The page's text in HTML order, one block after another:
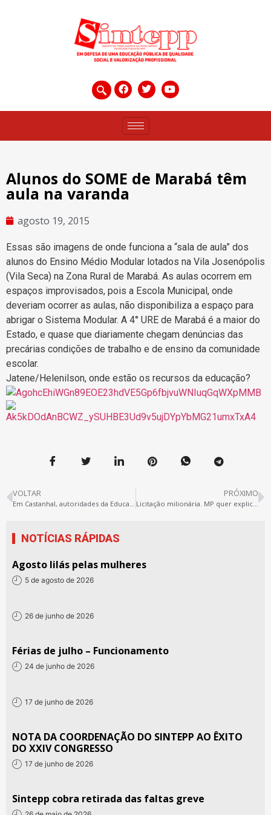
Alunos do SOME de Marabá têm
aula na varanda
agosto 19, 2015
Essas são imagens de onde funciona a “sala de aula” dos
alunos do Ensino Médio Modular lotados na Vila Josenópolis
(Vila Seca) na Zona Rural de Marabá. As aulas ocorrem em
espaços improvisados, pois a Escola Municipal, onde
deveriam ocorrer as aulas, não disponibiliza a espaço para
abrigar o Sistema Modular. A 4° URE de Marabá é a maior do
Estado, e quase que diariamente chegam denúncias das
precárias condições de trabalho e de ensino da comunidade
escolar.
Jatene/Helenilson, onde estão os recursos da educação?
VOLTAR PRÓXIMO
Licitação milionária. MP quer explicações do Governo
NOTÍCIAS RÁPIDAS
Agosto lilás pelas mulheres
5 de agosto de 2026
26 de junho de 2026
Férias de julho – Funcionamento
24 de junho de 2026
17 de junho de 2026
NOTA DA COORDENAÇÃO DO SINTEPP AO ÊXITO
DO XXIV CONGRESSO
17 de junho de 2026
Sintepp cobra retirada das faltas greve